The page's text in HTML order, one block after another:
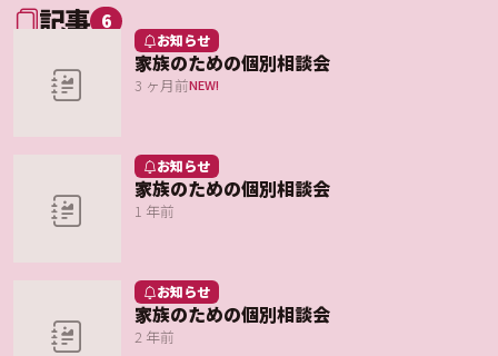
記事 6
お知らせ
家族のための個別相談会
3 ヶ月前NEW!
お知らせ
家族のための個別相談会
1 年前
お知らせ
家族のための個別相談会
2 年前